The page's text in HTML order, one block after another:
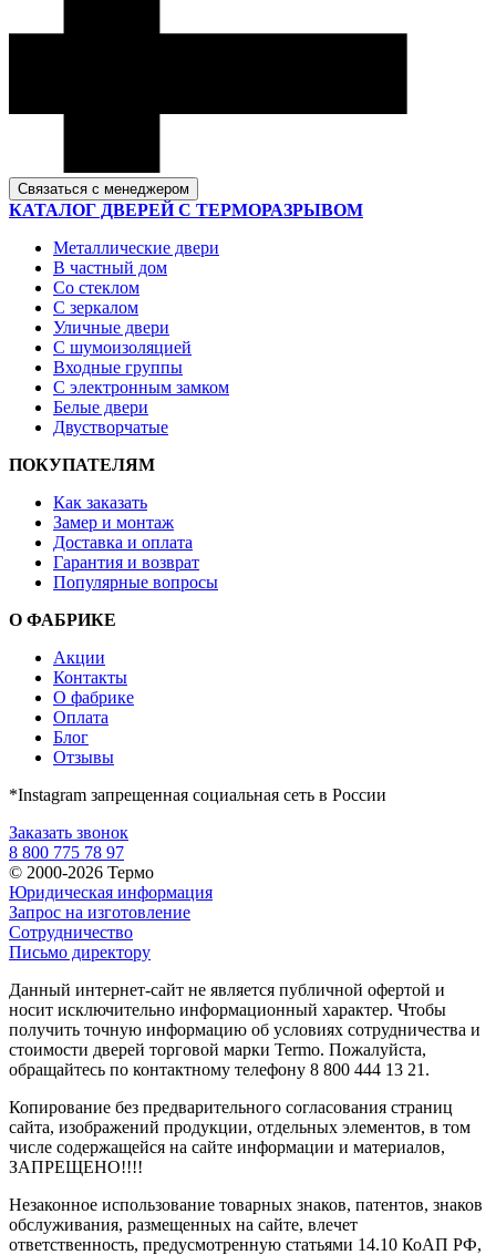
Связаться с менеджером
КАТАЛОГ ДВЕРЕЙ С ТЕРМОРАЗРЫВОМ
Металлические двери
В частный дом
Со стеклом
С зеркалом
Уличные двери
С шумоизоляцией
Входные группы
С электронным замком
Белые двери
Двустворчатые
ПОКУПАТЕЛЯМ
Как заказать
Замер и монтаж
Доставка и оплата
Гарантия и возврат
Популярные вопросы
О ФАБРИКЕ
Акции
Контакты
О фабрике
Оплата
Блог
Отзывы
*Instagram запрещенная социальная сеть в России
Заказать звонок
8 800 775 78 97
© 2000-2026 Термо
Юридическая информация
Запрос на изготовление
Сотрудничество
Письмо директору
Данный интернет-сайт не является публичной офертой и
носит исключительно информационный характер. Чтобы
получить точную информацию об условиях сотрудничества и
стоимости дверей торговой марки Termo. Пожалуйста,
обращайтесь по контактному телефону 8 800 444 13 21.
Копирование без предварительного согласования страниц
сайта, изображений продукции, отдельных элементов, в том
числе содержащейся на сайте информации и материалов,
ЗАПРЕЩЕНО!!!!
Незаконное использование товарных знаков, патентов, знаков
обслуживания, размещенных на сайте, влечет
ответственность, предусмотренную статьями 14.10 КоАП РФ,